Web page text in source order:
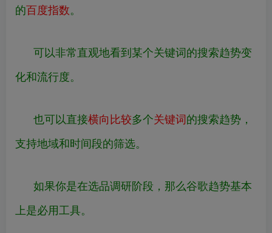
的百度指数。
可以非常直观地看到某个关键词的搜索趋势变
化和流行度。
也可以直接横向比较多个关键词的搜索趋势，
支持地域和时间段的筛选。
如果你是在选品调研阶段，那么谷歌趋势基本
上是必用工具。